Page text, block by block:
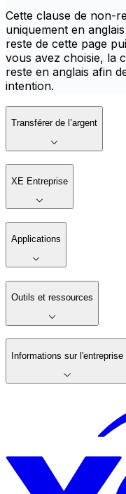
Cette clause de non-
uniquement en
reste de cette page
vous avez choisie, la
reste en anglais afin
intention.
Transférer de l’argent
XE Entreprise
Applications
Outils et ressources
Informations sur l'entreprise